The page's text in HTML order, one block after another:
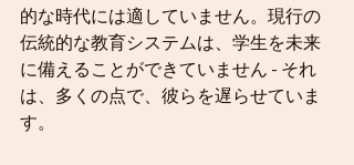
的な時代には適していません。現行の
伝統的な教育システムは、学生を未来
に備えることができていません - それ
は、多くの点で、彼らを遅らせていま
す。